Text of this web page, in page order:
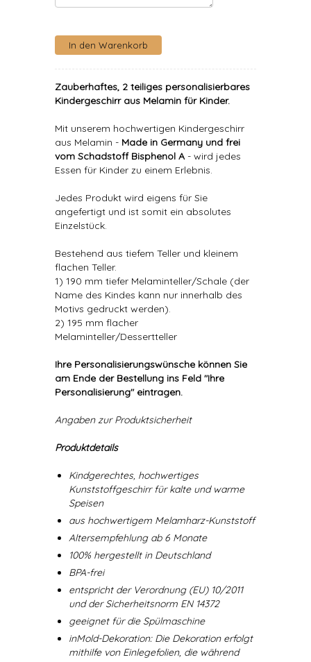
Zauberhaftes, 2 teiliges personalisierbares
Kindergeschirr aus Melamin für Kinder.
Mit unserem hochwertigen Kindergeschirr
aus Melamin - Made in Germany und frei
vom Schadstoff Bisphenol A- wird jedes
Essen für Kinder zu einem Erlebnis.
Jedes Produkt wird eigens für Sie
angefertigt und ist somit ein absolutes
Einzelstück.
Bestehend aus tiefem Teller und kleinem
flachen Teller.
1) 190 mm tiefer Melaminteller/Schale (der
Name des Kindes kann nur innerhalb des
Motivs gedruckt werden).
2) 195 mm flacher
Melaminteller/Dessertteller
Ihre Personalisierungswünsche können Sie
am Ende der Bestellung ins Feld "Ihre
Personalisierung" eintragen.
Angaben zur Produktsicherheit
Produktdetails
Kindgerechtes, hochwertiges
Kunststoffgeschirr für kalte und warme
Speisen
aus hochwertigem Melamharz-Kunststoff
Altersempfehlung ab 6 Monate
100% hergestellt in Deutschland
BPA-frei
entspricht der Verordnung (EU) 10/2011
und der Sicherheitsnorm EN 14372
geeignet für die Spülmaschine
inMold-Dekoration: Die Dekoration erfolgt
mithilfe von Einlegefolien, die während